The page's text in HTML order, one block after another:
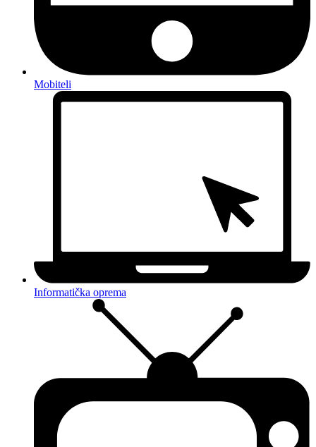
Mobiteli
Informatička oprema